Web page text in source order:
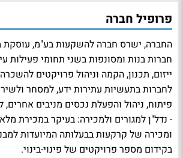
פרופיל חברה
החברה, ישרס חברה להשקעות בע"מ, עוסקת
חברות בנות ומסונפות בשני תחומי פעילות
ייזום, תכנון, הקמה וניהול פרויקטים
לחברות בתעשיות עתירות ידע, למסחר
פיתוח, ניהול והפעלת נכסים מניבים אחרים,
- נדל"ן למגורים ולמכירה: בעיקר במכירת
ומכירה של קרקעות בבעלותה המיועדות
בקידום מספר פרויקטים של פינוי-בינוי.